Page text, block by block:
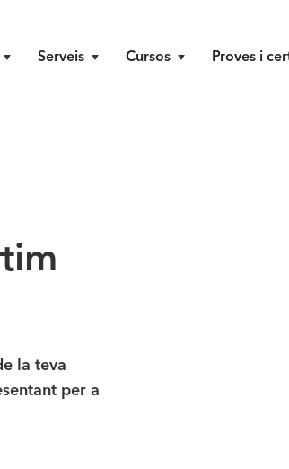
Serveis Cursos Proves i
la teva
per a